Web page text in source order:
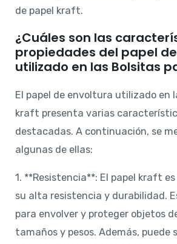
de papel kraft.
¿Cuáles son las
propiedades del papel
utilizado en las Bolsitas
El papel de envoltura utilizado en
kraft presenta varias
destacadas. A continuación, se
algunas de ellas:
1. **Resistencia**: El papel kraft
su alta resistencia y durabilidad.
para envolver y proteger objetos
tamaños y pesos. Además, puede